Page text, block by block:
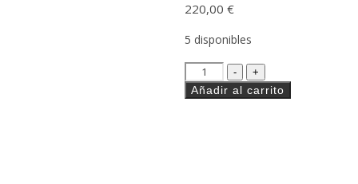
220,00€
5 disponibles
Surfskate with BURI
- +
Añadir al carrito